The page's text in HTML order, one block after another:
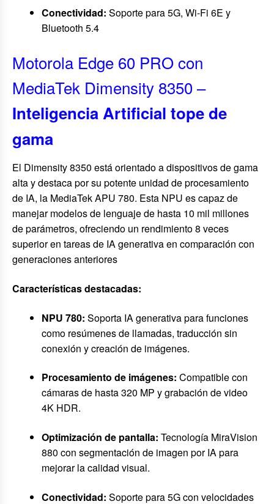
Conectividad: Soporte para 5G, Wi-Fi 6E y
Bluetooth 5.4
Motorola Edge 60 PRO con
MediaTek Dimensity 8350 –
Inteligencia Artificial tope de
gama
El Dimensity 8350 está orientado a dispositivos de gama
alta y destaca por su potente unidad de procesamiento
de IA, la MediaTek APU 780. Esta NPU es capaz de
manejar modelos de lenguaje de hasta 10 mil millones
de parámetros, ofreciendo un rendimiento 8 veces
superior en tareas de IA generativa en comparación con
generaciones anteriores
Características destacadas:
NPU 780: Soporta IA generativa para funciones
como resúmenes de llamadas, traducción sin
conexión y creación de imágenes.
Procesamiento de imágenes: Compatible con
cámaras de hasta 320 MP y grabación de video
4K HDR.
Optimización de pantalla: Tecnología MiraVision
880 con segmentación de imagen por IA para
mejorar la calidad visual.
Conectividad: Soporte para 5G con velocidades